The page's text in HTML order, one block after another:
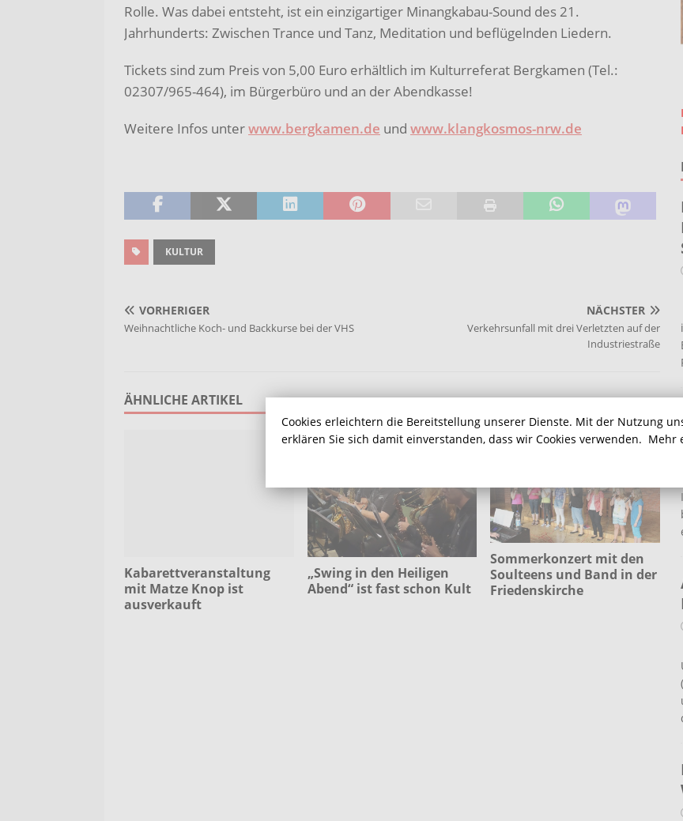
Rolle. Was dabei entsteht, ist ein einzigartiger Minangkabau-Sound des 21.
Jahrhunderts: Zwischen Trance und Tanz, Meditation und beflügelnden Liedern.
Tickets sind zum Preis von 5,00 Euro erhältlich im Kulturreferat Bergkamen (Tel.:
02307/965-464), im Bürgerbüro und an der Abendkasse!
Weitere Infos unterwww.bergkamen.de und www.klangkosmos-nrw.de
KULTUR
VORHERIGER
Weihnachtliche Koch- und Backkurse bei der VHS
NÄCHSTER
Verkehrsunfall mit drei Verletzten auf der
Industriestraße
ÄHNLICHE ARTIKEL
Kabarettveranstaltung
mit Matze Knop ist
ausverkauft
„Swing in den Heiligen
Abend“ ist fast schon Kult
Sommerkonzert mit den
Soulteens und Band in der
Friedenskirche
Cookies erleichtern die Bereitstellung unserer Dienste. Mit der Nutzung
erklären Sie sich damit einverstanden, dass wir Cookies verwenden. Mehr